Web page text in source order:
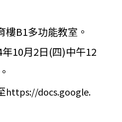
B1多功能教室。
10月2日(四)中午12
https://docs.google.